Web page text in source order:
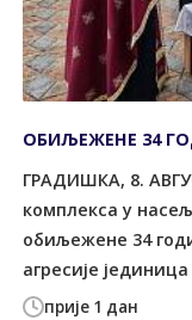
прије 1 дан
ОБИЉЕЖЕНЕ 34
ГРАДИШКА, 8.
комплекса у
обиљежене 34
агресије